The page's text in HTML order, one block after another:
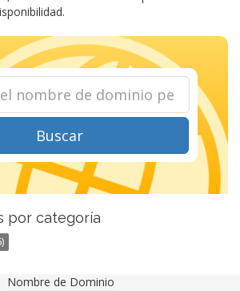
Buscar
por categoría
Nombre de Dominio